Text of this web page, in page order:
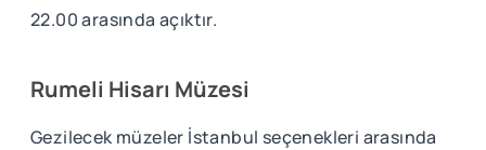
22.00 arasında açıktır.
Rumeli Hisarı Müzesi
Gezilecek müzeler İstanbul seçenekleri arasında